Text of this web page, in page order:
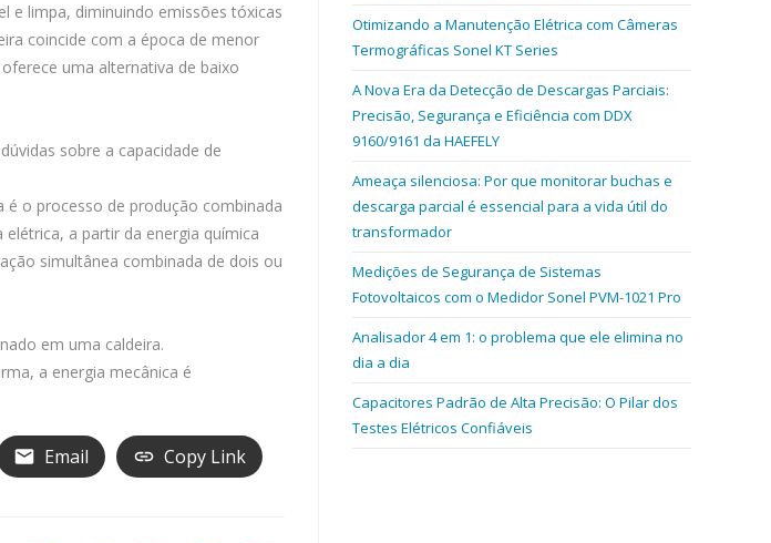
e limpa, diminuindo emissões tóxicas
coincide com a época de menor
uma alternativa de baixo
sobre a capacidade de
é o processo de produção combinada
a partir da energia química
simultânea combinada de dois ou
em uma caldeira.
a energia mecânica é
Email Copy Link
Otimizando a Manutenção Elétrica com Câmeras
Termográficas Sonel KT Series
A Nova Era da Detecção de Descargas Parciais:
Precisão, Segurança e Eficiência com DDX
9160/9161 da HAEFELY
Ameaça silenciosa: Por que monitorar buchas e
descarga parcial é essencial para a vida útil do
transformador
Medições de Segurança de Sistemas
Fotovoltaicos com o Medidor Sonel PVM-1021 Pro
Analisador 4 em 1: o problema que ele elimina no
dia a dia
Capacitores Padrão de Alta Precisão: O Pilar dos
Testes Elétricos Confiáveis